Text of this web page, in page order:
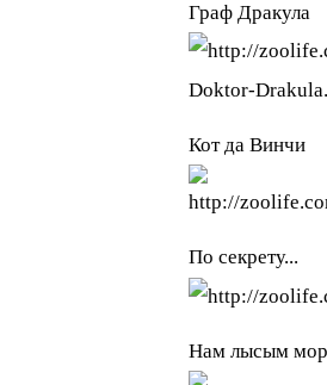
Граф Дракула
Кот да Винчи
По секрету...
Нам лысым